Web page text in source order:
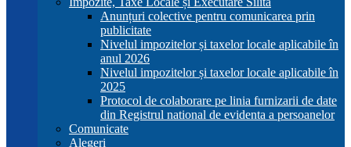
Anunțuri colective pentru comunicarea prin
publicitate
Nivelul impozitelor și taxelor locale aplicabile în
anul 2026
Nivelul impozitelor și taxelor locale aplicabile în
2025
Protocol de colaborare pe linia furnizarii de date
din Registrul national de evidenta a persoanelor
Comunicate
Alegeri